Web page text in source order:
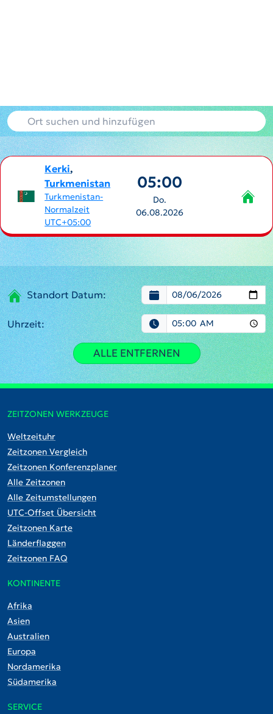
Kerki,
Turkmenistan
Turkmenistan-
Normalzeit
UTC+05:00
05:00
Do.
06.08.2026
Standort Datum:
Uhrzeit:
ALLE ENTFERNEN
ZEITZONEN WERKZEUGE
Weltzeituhr
Zeitzonen Vergleich
Zeitzonen Konferenzplaner
Alle Zeitzonen
Alle Zeitumstellungen
UTC-Offset Übersicht
Zeitzonen Karte
Länderflaggen
Zeitzonen FAQ
KONTINENTE
Afrika
Asien
Australien
Europa
Nordamerika
Südamerika
SERVICE